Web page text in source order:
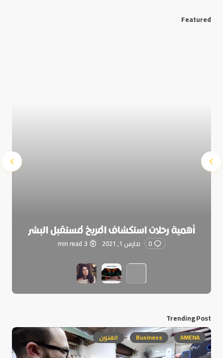
Featured
أهمية رحلات استكشاف المريخ لمستقبل البشر
0 مارس 1, 2021 3 min read
Trending Post
AMENA
Business الفنون